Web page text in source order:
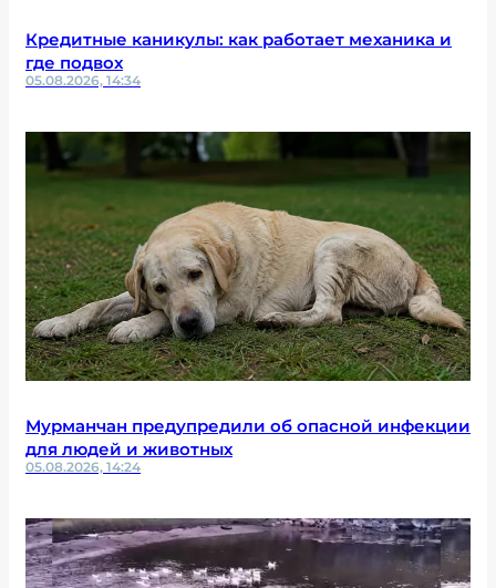
Кредитные каникулы: как работает механика и
где подвох
05.08.2026, 14:34
Мурманчан предупредили об опасной инфекции
для людей и животных
05.08.2026, 14:24